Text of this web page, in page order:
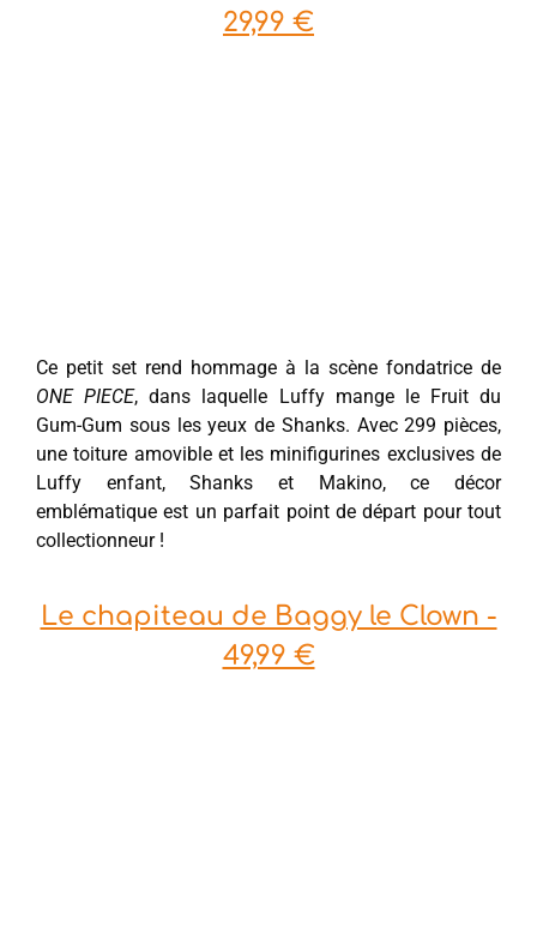
29,99 €
Ce petit set rend hommage à la scène fondatrice de
ONE PIECE, dans laquelle Luffy mange le Fruit du
Gum-Gum sous les yeux de Shanks. Avec 299 pièces,
une toiture amovible et les minifigurines exclusives de
Luffy enfant, Shanks et Makino, ce décor
emblématique est un parfait point de départ pour tout
collectionneur !
Le chapiteau de Baggy le Clown -
49,99 €